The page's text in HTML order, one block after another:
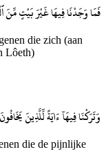
فَمَا وَجَدْنَا فِيهَا غَيْرَ بَيْتٍ مِّنَ
die zich (aan
Lôeth)
وَتَرَكْنَا فِيهَآ ءَايَةً لِّلَّذِينَ
die de pijnlijke